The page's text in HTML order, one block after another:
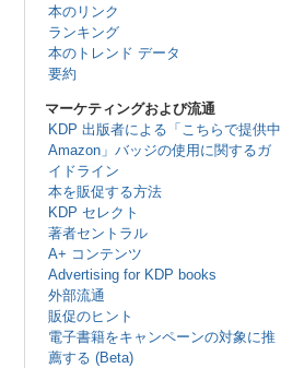
本のリンク
ランキング
本のトレンド データ
要約
マーケティングおよび流通
KDP 出版者による「こちらで提供中
Amazon」バッジの使用に関するガ
イドライン
本を販促する方法
KDP セレクト
著者セントラル
A+ コンテンツ
Advertising for KDP books
外部流通
販促のヒント
電子書籍をキャンペーンの対象に推
薦する (Beta)